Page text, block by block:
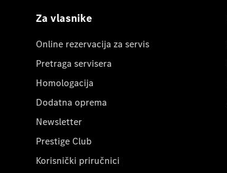
Za vlasnike
Online rezervacija za servis
Pretraga servisera
Homologacija
Dodatna oprema
Newsletter
Prestige Club
Korisnički priručnici